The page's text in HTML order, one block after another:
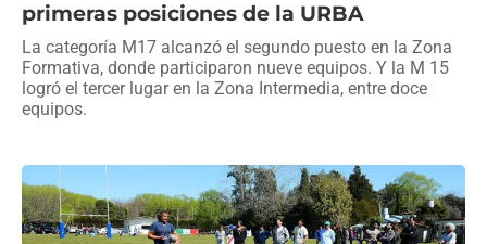
primeras posiciones de la URBA
La categoría M17 alcanzó el segundo puesto en la Zona
Formativa, donde participaron nueve equipos. Y la M 15
logró el tercer lugar en la Zona Intermedia, entre doce
equipos.